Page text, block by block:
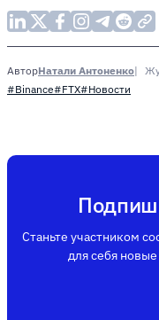
АвторНатали Антоненко
#Binance#FTX#Новости
Станьте участником
для себя